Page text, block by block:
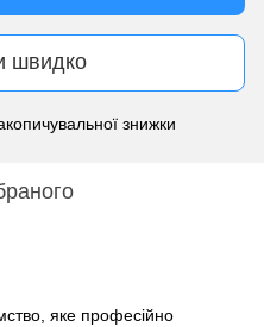
швидко
знижки
яке професійно